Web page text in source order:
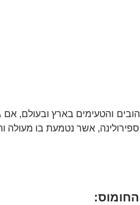
אשר נטמעת בו מעולה